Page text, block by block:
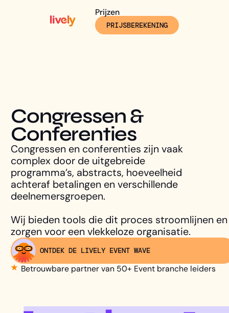
Prijzen
PRIJSBEREKENING
Congressen &
Conferenties
Congressen en conferenties zijn vaak
complex door de uitgebreide
programma’s, abstracts, hoeveelheid
achteraf betalingen en verschillende
deelnemersgroepen.
Wij bieden tools die dit proces stroomlijnen en
zorgen voor een vlekkeloze organisatie.
ONTDEK DE LIVELY EVENT WAVE
Betrouwbare partner van 50+ Event branche leiders